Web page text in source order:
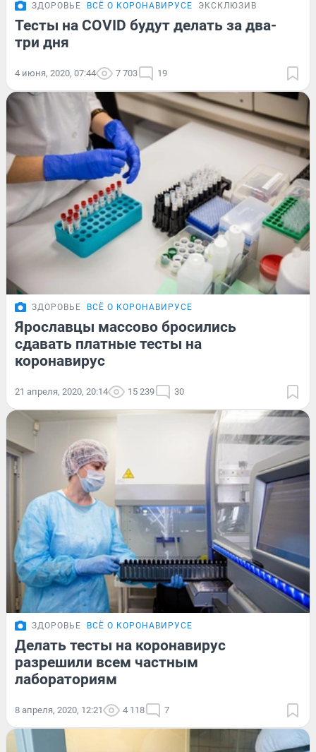
ЗДОРОВЬЕ ВСЁ О КОРОНАВИРУСЕ ЭКСКЛЮЗИВ
Тесты на COVID будут делать за два-
три дня
4 июня, 2020, 07:44 7 703 19
ЗДОРОВЬЕ ВСЁ О КОРОНАВИРУСЕ
Ярославцы массово бросились
сдавать платные тесты на
коронавирус
21 апреля, 2020, 20:14 15 239 30
ЗДОРОВЬЕ ВСЁ О КОРОНАВИРУСЕ
Делать тесты на коронавирус
разрешили всем частным
лабораториям
8 апреля, 2020, 12:21 4 118 7